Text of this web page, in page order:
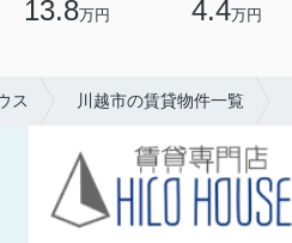
13.8万円 4.4万円
ス 川越市の賃貸物件一覧